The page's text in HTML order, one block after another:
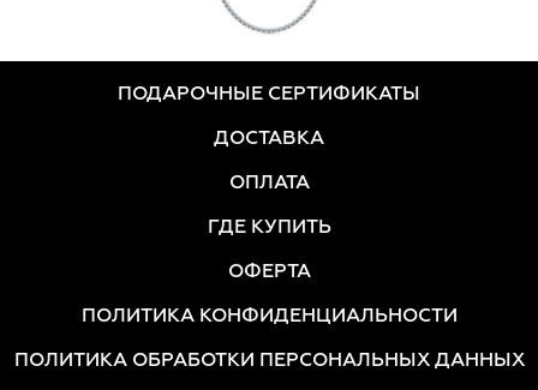
ПОДАРОЧНЫЕ СЕРТИФИКАТЫ
ДОСТАВКА
ОПЛАТА
ГДЕ КУПИТЬ
ОФЕРТА
ПОЛИТИКА КОНФИДЕНЦИАЛЬНОСТИ
ПОЛИТИКА ОБРАБОТКИ ПЕРСОНАЛЬНЫХ ДАННЫХ